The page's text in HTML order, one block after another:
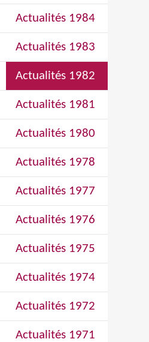
Actualités 1984
Actualités 1983
Actualités 1982
Actualités 1981
Actualités 1980
Actualités 1978
Actualités 1977
Actualités 1976
Actualités 1975
Actualités 1974
Actualités 1972
Actualités 1971